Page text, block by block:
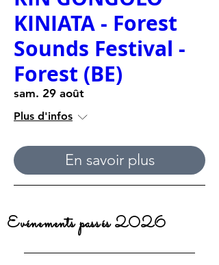
KINIATA - Forest
Sounds Festival -
Forest (BE)
sam. 29 août
Plus d'infos
En savoir plus
Evénements passés 2026